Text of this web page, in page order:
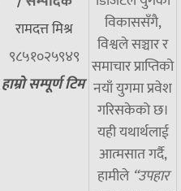
रामदत्त मिश्र
९८५१०२५९४९
हाम्रो सम्पूर्ण टिम
विकाससँगै,
विश्वले सञ्चार र
समाचार प्राप्तिको
नयाँ युगमा प्रवेश
गरिसकेको छ।
यही यथार्थलाई
आत्मसात गर्दै,
हामीले “उपहार